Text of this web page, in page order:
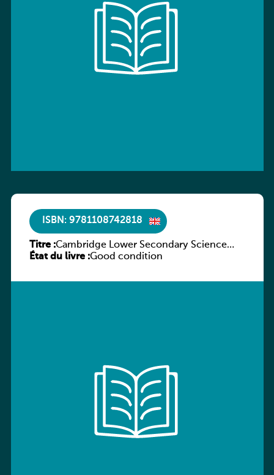
ISBN: 9781108742818
Titre :Cambridge Lower Secondary Science
Workbook with Digital Access Stage 7
État du livre :Good condition